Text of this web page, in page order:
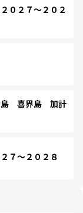
２７～２０２
島 喜界島 加計
７～２０２８